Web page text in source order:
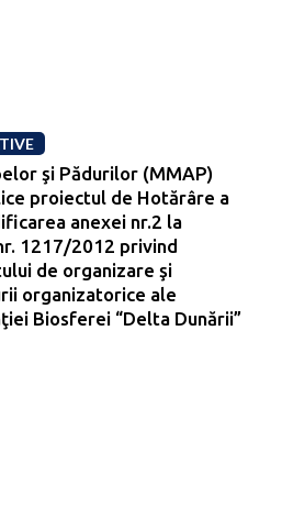
şi Pădurilor (MMAP)
proiectul de Hotărâre a
anexei nr.2 la
1217/2012 privind
de organizare şi
organizatorice ale
Biosferei “Delta Dunării”